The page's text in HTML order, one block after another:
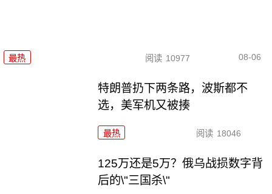
最热 阅读 10977 08-06
特朗普扔下两条路，波斯都不
选，美军机又被揍
最热 阅读 18046
125万还是5万？俄乌战损数字背
后的\"三国杀\"